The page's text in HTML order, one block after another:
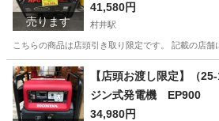
売ります
41,580円
村井駅
こちらの商品は店頭引き取り限定です。 記載の店
長野 松本市 村井駅 その他 ワキタ
【店頭お渡し限定】（
ジン式発電機 EP900
34,980円